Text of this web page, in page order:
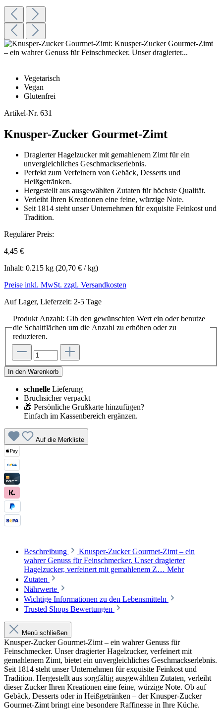
Vegetarisch
Vegan
Glutenfrei
Artikel-Nr. 631
Knusper-Zucker Gourmet-Zimt
Dragierter Hagelzucker mit gemahlenem Zimt für ein
unvergleichliches Geschmackserlebnis.
Perfekt zum Verfeinern von Gebäck, Desserts und
Heißgetränken.
Hergestellt aus ausgewählten Zutaten für höchste Qualität.
Verleiht Ihren Kreationen eine feine, würzige Note.
Seit 1814 steht unser Unternehmen für exquisite Feinkost und
Tradition.
Regulärer Preis:
4,45 €
Inhalt: 0.215 kg (20,70 € / kg)
Preise inkl. MwSt. zzgl. Versandkosten
Auf Lager, Lieferzeit: 2-5 Tage
Produkt Anzahl: Gib den gewünschten Wert ein oder benutze
die Schaltflächen um die Anzahl zu erhöhen oder zu
reduzieren.
In den Warenkorb
schnelle Lieferung
Bruchsicher verpackt
🎁 Persönliche Grußkarte hinzufügen?
Einfach im Kassenbereich ergänzen.
Auf die Merkliste
Beschreibung
Knusper-Zucker Gourmet-Zimt – ein
wahrer Genuss für Feinschmecker. Unser dragierter
Hagelzucker, verfeinert mit gemahlenem Z… Mehr
Zutaten
Nährwerte
Wichtige Informationen zu den Lebensmitteln
Trusted Shops Bewertungen
Menü schließen
Knusper-Zucker Gourmet-Zimt – ein wahrer Genuss für
Feinschmecker. Unser dragierter Hagelzucker, verfeinert mit
gemahlenem Zimt, bietet ein unvergleichliches Geschmackserlebnis.
Seit 1814 steht unser Unternehmen für exquisite Feinkost und
Tradition. Hergestellt aus sorgfältig ausgewählten Zutaten, verleiht
dieser Zucker Ihren Kreationen eine feine, würzige Note. Ob auf
Gebäck, Desserts oder in Heißgetränken – der Knusper-Zucker
Gourmet-Zimt bringt eine besondere Raffinesse in Ihre Küche.